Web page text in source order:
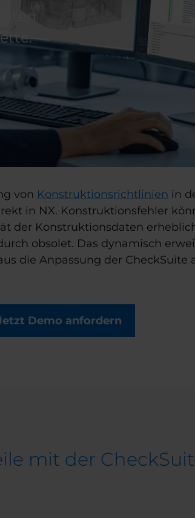
von Konstruktionsrichtlinien in
in NX. Konstruktionsfehler
der Konstruktionsdaten
obsolet. Das dynamisch
die Anpassung der CheckSuite
Demo anfordern
mit der